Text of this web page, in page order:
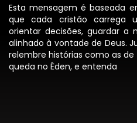
Esta mensagem é baseada
que cada cristão carrega
orientar decisões, guardar
alinhado à vontade de Deus.
relembre histórias como as
queda no Éden, e entenda